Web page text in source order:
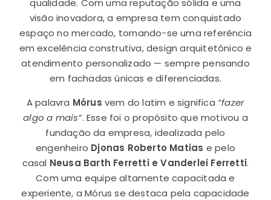
qualidade. Com uma reputação sólida e uma
visão inovadora, a empresa tem conquistado
espaço no mercado, tornando-se uma referência
em excelência construtiva, design arquitetônico e
atendimento personalizado — sempre pensando
em fachadas únicas e diferenciadas.
A palavra Mórus vem do latim e significa “fazer
algo a mais”. Esse foi o propósito que motivou a
fundação da empresa, idealizada pelo
engenheiro Djonas Roberto Matias e pelo
casal Neusa Barth Ferretti e Vanderlei Ferretti.
Com uma equipe altamente capacitada e
experiente, a Mórus se destaca pela capacidade